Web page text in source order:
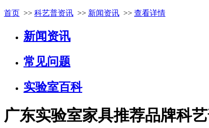
首页 >> 科艺普资讯 >> 新闻资讯 >> 查看详情
新闻资讯
常见问题
实验室百科
广东实验室家具推荐品牌科